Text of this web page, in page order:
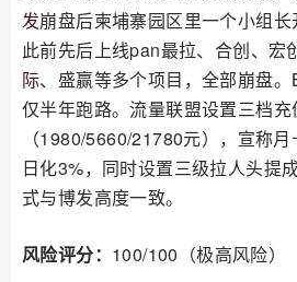
发崩盘后柬埔寨园区里一个小组
此前先后上线pan最拉、合创、宏
际、盛赢等多个项目，全部崩盘。
仅半年跑路。流量联盟设置三档充
（1980/5660/21780元），宣称
日化3%，同时设置三级拉人头提
式与博发高度一致。
风险评分： 100/100（极高风险）